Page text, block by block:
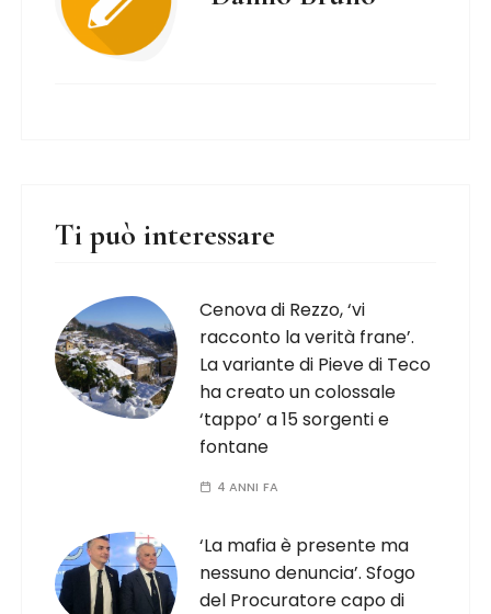
Ti può interessare
Cenova di Rezzo, ‘vi
racconto la verità frane’.
La variante di Pieve di Teco
ha creato un colossale
‘tappo’ a 15 sorgenti e
fontane
4 ANNI FA
‘La mafia è presente ma
nessuno denuncia’. Sfogo
del Procuratore capo di